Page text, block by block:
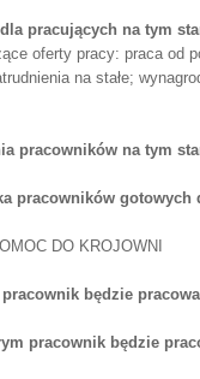
pracujących na tym
oferty pracy: praca od
na stałe;
pracowników na tym
pracowników gotowych
DO KROJOWNI
będzie
pracownik będzie